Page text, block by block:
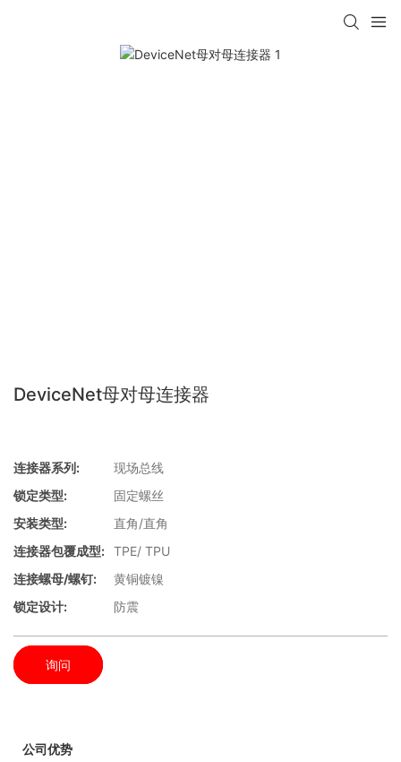
DeviceNet母对母连接器
连接器系列:
现场总线
锁定类型:
固定螺丝
安装类型:
直角/直角
连接器包覆成型: TPE/ TPU
连接螺母/螺钉:
黄铜镀镍
锁定设计:
防震
询问
公司优势